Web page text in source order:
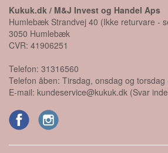
Kukuk.dk / M&J Invest og Handel Aps
Humlebæk Strandvej 40 (Ikke returvare -
3050 Humlebæk
CVR: 41906251
Telefon: 31316560
Telefon åben: Tirsdag, onsdag og torsdag
E-mail: kundeservice@kukuk.dk (Svar